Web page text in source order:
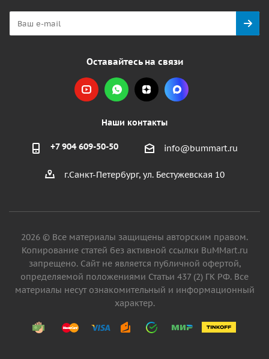
Оставайтесь на связи
Наши контакты
+7 904 609-50-50 info@bummart.ru
г.Санкт-Петербург, ул. Бестужевская 10
2026 © Все материалы защищены авторским правом.
Копирование статей без активной ссылки BuMMart.ru
запрещено. Сайт не является публичной офертой,
определяемой положениями Статьи 437 (2) ГК РФ. Все
материалы несут ознакомительный и информационный
характер.